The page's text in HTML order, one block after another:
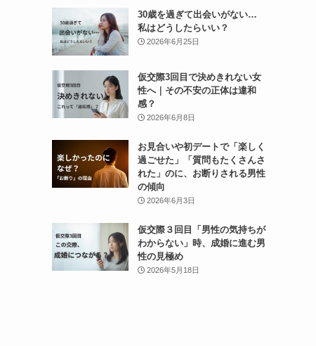
30歳を過ぎて出会いがない…
私はどうしたらいい？
2026年6月25日
仮交際3回目で決めきれない女
性へ｜その不安の正体は違和
感？
2026年6月8日
お見合いや初デートで「楽しく
過ごせた」「質問もたくさんさ
れた」のに、お断りされる男性
の傾向
2026年6月3日
仮交際３回目「男性の気持ちが
わからない」時、成婚に進む男
性の見極め
2026年5月18日